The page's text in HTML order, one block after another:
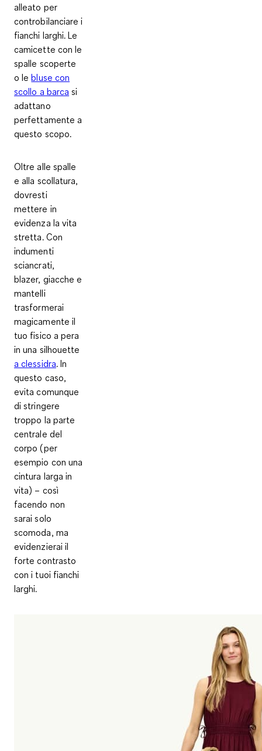
alleato per
controbilanciare i
fianchi larghi. Le
camicette con le
spalle scoperte
o lebluse con
scollo a barca si
adattano
perfettamente a
questo scopo.
Oltre alle spalle
e alla scollatura,
dovresti
mettere in
evidenza la vita
stretta. Con
indumenti
sciancrati,
blazer, giacche e
mantelli
trasformerai
magicamente il
tuo fisico a pera
in una silhouette
a clessidra. In
questo caso,
evita comunque
di stringere
troppo la parte
centrale del
corpo (per
esempio con una
cintura larga in
vita) – così
facendo non
sarai solo
scomoda, ma
evidenzierai il
forte contrasto
con i tuoi fianchi
larghi.